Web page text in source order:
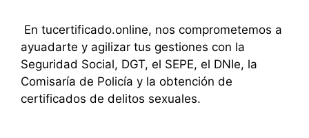
En tucertificado.online, nos comprometemos a
ayuadarte y agilizar tus gestiones con la
Seguridad Social, DGT, el SEPE, el DNIe, la
Comisaría de Policía y la obtención de
certificados de delitos sexuales.